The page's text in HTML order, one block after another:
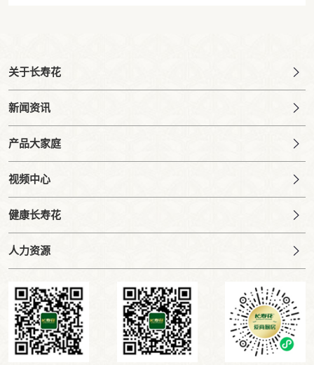
关于长寿花
新闻资讯
产品大家庭
视频中心
健康长寿花
人力资源